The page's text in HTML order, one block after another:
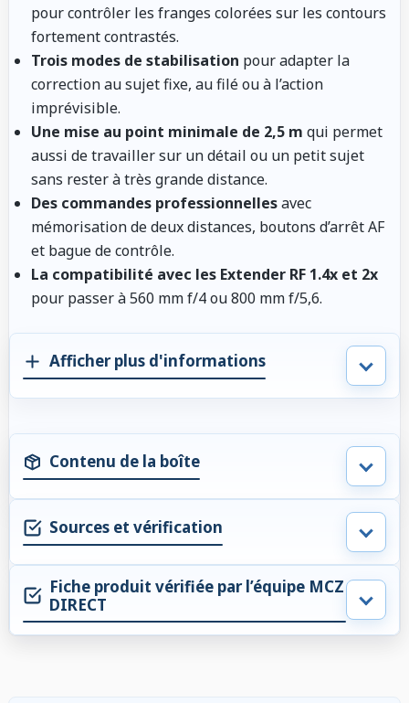
pour contrôler les franges colorées sur les contours
fortement contrastés.
Trois modes de stabilisation pour adapter la
correction au sujet fixe, au filé ou à l’action
imprévisible.
Une mise au point minimale de 2,5 m qui permet
aussi de travailler sur un détail ou un petit sujet
sans rester à très grande distance.
Des commandes professionnellesavec
mémorisation de deux distances, boutons d’arrêt AF
et bague de contrôle.
La compatibilité avec les Extender RF 1.4x et 2x
pour passer à 560 mm f/4 ou 800 mm f/5,6.
Afficher plus d'informations
Contenu de la boîte
Sources et vérification
Fiche produit vérifiée par l’équipe MCZ
DIRECT